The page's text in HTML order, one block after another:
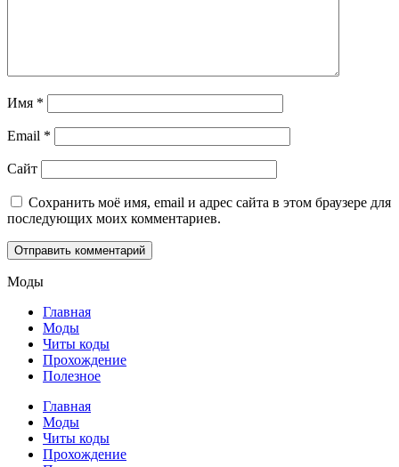
Имя *
Email *
Сайт
Сохранить моё имя, email и адрес сайта в этом браузере для
последующих моих комментариев.
Моды
Главная
Моды
Читы коды
Прохождение
Полезное
Главная
Моды
Читы коды
Прохождение